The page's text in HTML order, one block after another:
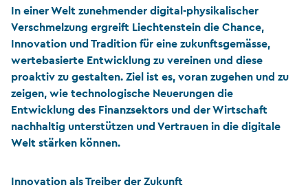
In einer Welt zunehmender digital-physikalischer
Verschmelzung ergreift Liechtenstein die Chance,
Innovation und Tradition für eine zukunftsgemässe,
wertebasierte Entwicklung zu vereinen und diese
proaktiv zu gestalten. Ziel ist es, voran zugehen und zu
zeigen, wie technologische Neuerungen die
Entwicklung des Finanzsektors und der Wirtschaft
nachhaltig unterstützen und Vertrauen in die digitale
Welt stärken können.
Innovation als Treiber der Zukunft